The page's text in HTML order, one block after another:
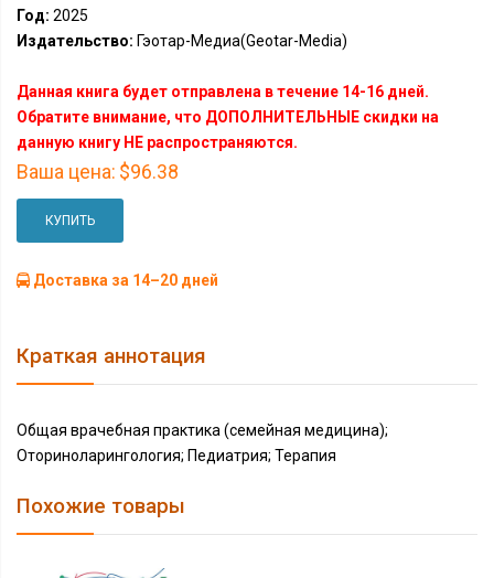
Год: 2025
Издательство: Гэотар-Медиа(Geotar-Media)
Данная книга будет отправлена в течение 14-16 дней.
Обратите внимание, что ДОПОЛНИТЕЛЬНЫЕ скидки на
данную книгу НЕ распространяются.
Ваша цена: $96.38
КУПИТЬ
Доставка за 14–20 дней
Краткая аннотация
Общая врачебная практика (семейная медицина);
Оториноларингология; Педиатрия; Терапия
Похожие товары